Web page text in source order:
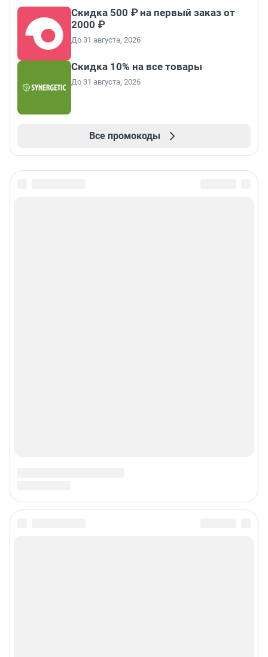
Скидка 500 ₽ на первый заказ от
2000 ₽
До 31 августа, 2026
Скидка 10% на все товары
До 31 августа, 2026
Все промокоды